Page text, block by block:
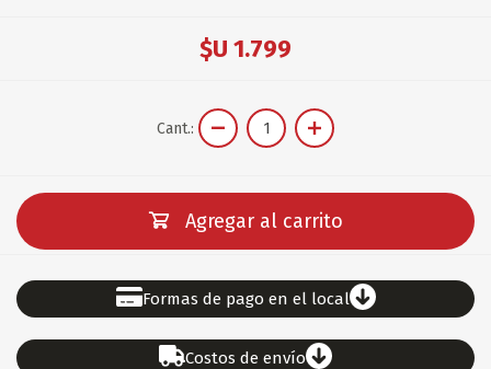
$U 1.799
Cant.:
Agregar al carrito
Formas de pago en el local
Costos de envío